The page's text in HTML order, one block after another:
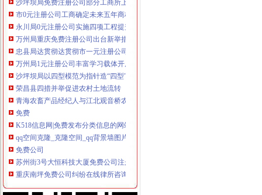
市0元注册公司工商确定未来五年商标发展工作目标
永川局0元注册公司实施四项工程提升工商服务质量有实效
万州局重庆免费注册公司出台新举措促进订单农业发展
忠县局达贯彻达贯彻市一元注册公司委三届四次全委会和学习实践科学发展观
万州局1元注册公司丰富学习载体开展七项调研活动
沙坪坝局以四型模范为指针造“四型”0元注册公司领导班子
荣昌县四措并举促进农村土地流转
青海农畜产品经纪人与江北观音桥农贸市重庆免费注册公司场经纪人成功实现
免费
K518信息网|免费发布分类信息的网站平台|快我要发网|免费发布
qq空间克隆_克隆空间_qq背景墙图片大全_qq克隆空间免费下载
免费公司
苏州街3号大恒科技大厦免费公司注册【今日推荐网-北京工商/税务/财
重庆南坪免费公司纠纷在线律所咨询_【法律服务】
免费注册
免费注册|国际机械信息网